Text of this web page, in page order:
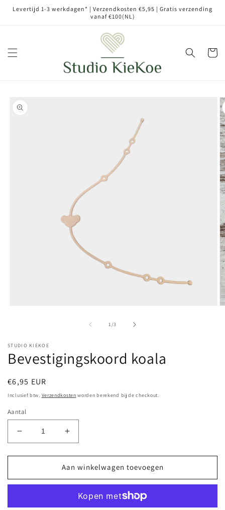
naar de
Levertijd 1-3 werkdagen* | Verzendkosten €5,95 | Gratis verzending
vanaf €100(NL)
direct naar
1/van
3
STUDIO KIEKOE
Bevestigingskoord koala
Normale
prijs
€6,95 EUR
Inclusief btw. Verzendkosten worden berekend bij de checkout.
Aantal
Aantal
verlagen
voor
Bevestigingskoord
koala
Aantal
verhogen
voor
Bevestigingskoord
koala
Aan winkelwagen toevoegen